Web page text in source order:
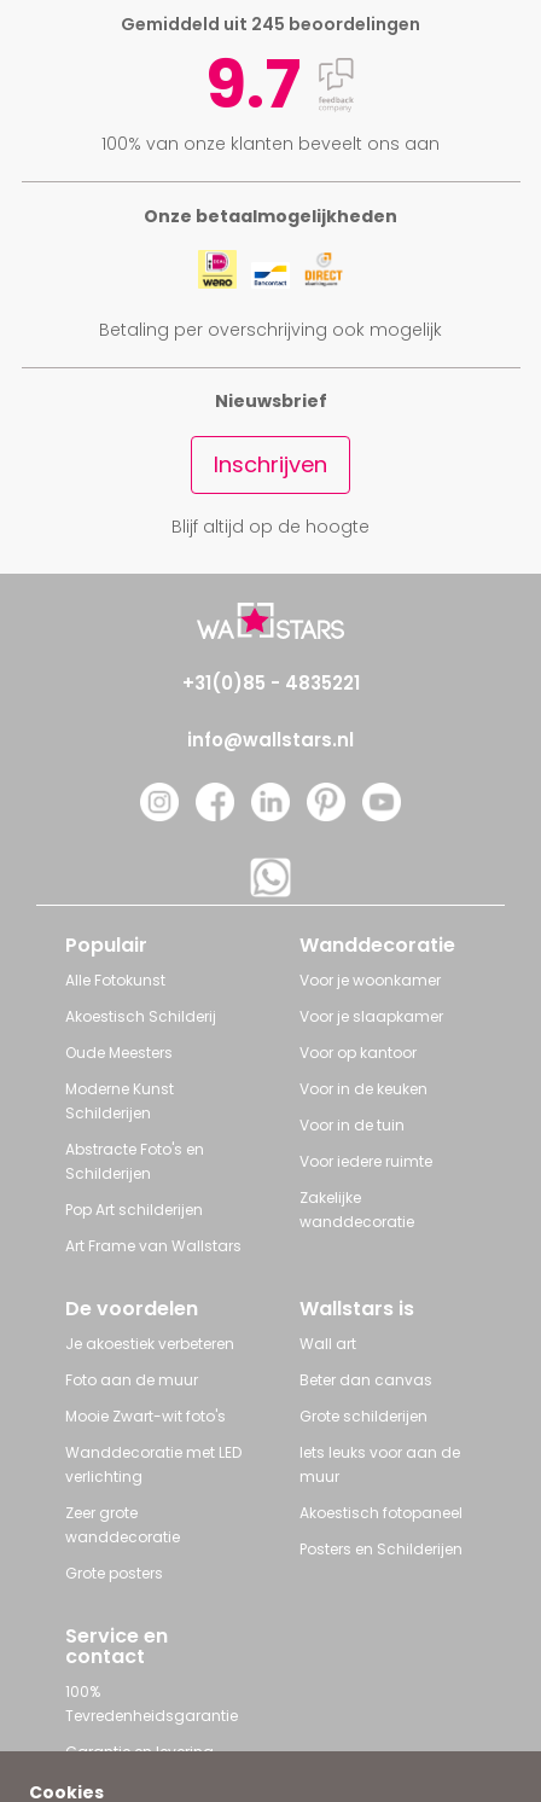
Cookies
Onze betaalmogelijkheden
Betaling per overschrijving ook mogelijk
Gemiddeld uit 245 beoordelingen
9.7
100% van onze klanten beveelt ons aan
Nieuwsbrief
Inschrijven
Blijf altijd op de hoogte
+31(0)85 - 4835221
info@wallstars.nl
Populair
Alle Fotokunst
Akoestisch Schilderij
Oude Meesters
Moderne Kunst
Schilderijen
Abstracte Foto's en
Schilderijen
Pop Art schilderijen
Art Frame van Wallstars
Wanddecoratie
Voor je woonkamer
Voor je slaapkamer
Voor op kantoor
Voor in de keuken
Voor in de tuin
Voor iedere ruimte
Zakelijke
wanddecoratie
De voordelen
Je akoestiek verbeteren
Foto aan de muur
Mooie Zwart-wit foto's
Wanddecoratie met LED
verlichting
Zeer grote
wanddecoratie
Grote posters
Wallstars is
Wall art
Beter dan canvas
Grote schilderijen
Iets leuks voor aan de
muur
Akoestisch fotopaneel
Posters en Schilderijen
Service en
contact
100%
Tevredenheidsgarantie
Garantie en levering
Contact met Wallstars